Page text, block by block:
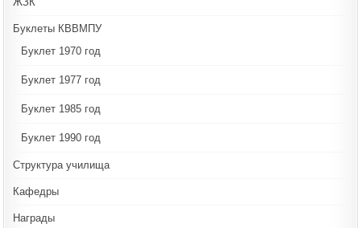
Буклеты КВВМПУ
Буклет 1970 год
Буклет 1977 год
Буклет 1985 год
Буклет 1990 год
Структура училища
Кафедры
Награды